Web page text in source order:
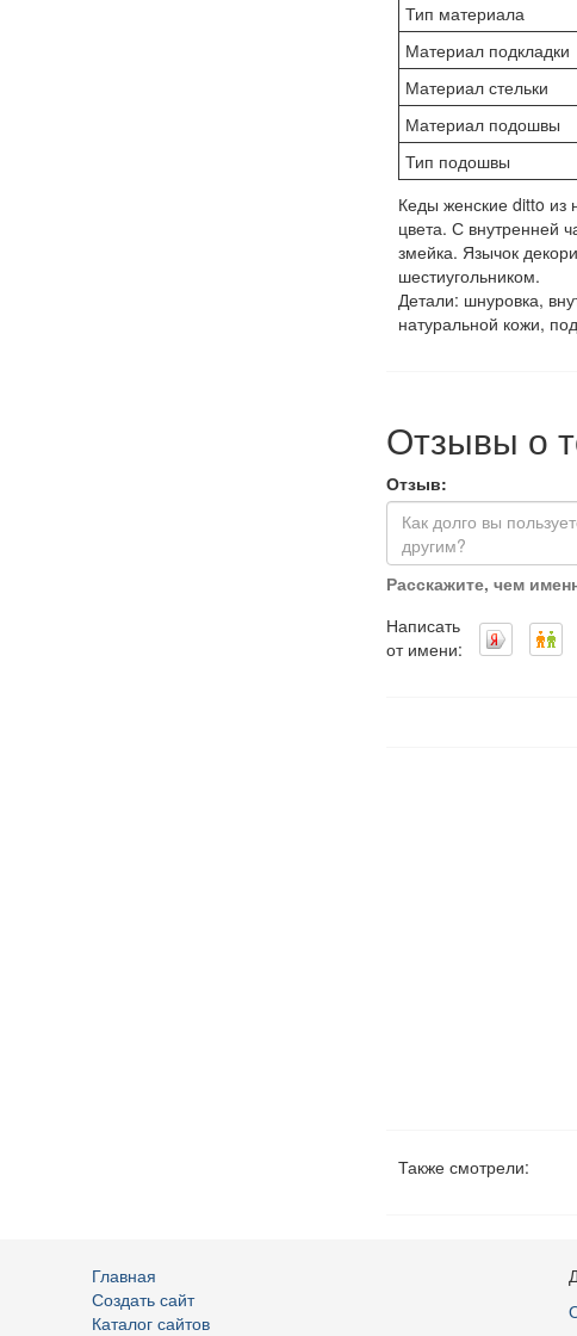
Тип материала
Материал подкладки
Материал стельки
Материал подошвы
Тип подошвы
Кеды женские ditto из
цвета. С внутренней
змейка. Язычок
шестиугольником.
Детали: шнуровка,
натуральной кожи,
Отзывы о
Отзыв:
Расскажите, чем
Написать
от имени:
Также смотрели:
Главная
Создать сайт
Каталог сайтов